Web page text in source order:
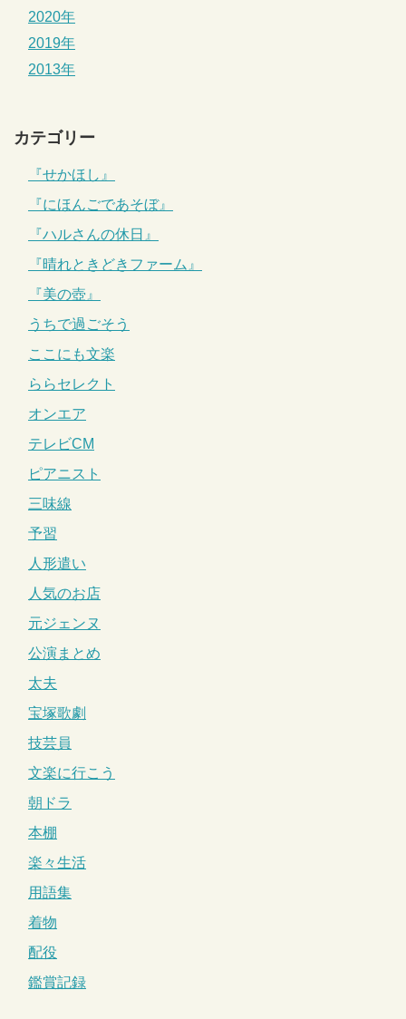
2020年
2019年
2013年
カテゴリー
『せかほし』
『にほんごであそぼ』
『ハルさんの休日』
『晴れときどきファーム』
『美の壺』
うちで過ごそう
ここにも文楽
ららセレクト
オンエア
テレビCM
ピアニスト
三味線
予習
人形遣い
人気のお店
元ジェンヌ
公演まとめ
太夫
宝塚歌劇
技芸員
文楽に行こう
朝ドラ
本棚
楽々生活
用語集
着物
配役
鑑賞記録